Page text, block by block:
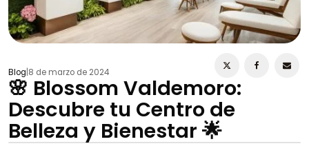
Blog 8 de marzo de 2024
🌸 Blossom Valdemoro:
Descubre tu Centro de
Belleza y Bienestar 🌟